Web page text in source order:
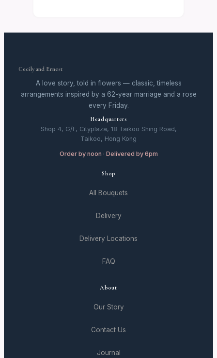
Cecily and Ernest
A love story, told in flowers — classic, timeless
arrangements inspired by a 62-year marriage and a rose
every Friday.
Headquarters
Shop 4, G/F, Cityplaza, 18 Taikoo Shing Road,
Taikoo, Hong Kong
Order by noon · Delivered by 6pm
Shop
All Bouquets
Delivery
Delivery Locations
FAQ
About
Our Story
Contact Us
Journal